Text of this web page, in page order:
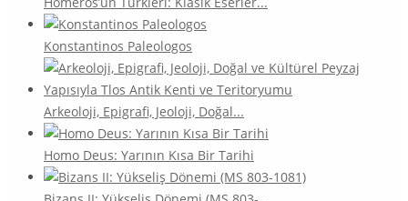
Konstantinos Paleologos
Arkeoloji, Epigrafi, Jeoloji, Doğal...
Homo Deus: Yarının Kısa Bir Tarihi